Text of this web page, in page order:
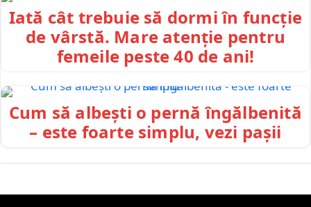
Iată cât trebuie să dormi în funcție
de vârstă. Mare atenție pentru
femeile peste 40 de ani!
Cum să albești o pernă îngălbenită
– este foarte simplu, vezi pașii